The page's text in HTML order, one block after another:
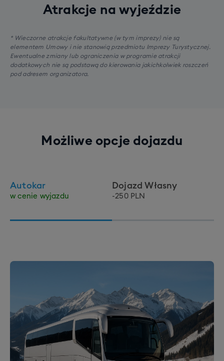
Atrakcje na wyjeździe
* Wieczorne atrakcje fakultatywne (w tym imprezy) nie są
elementem Umowy i nie stanowią przedmiotu Imprezy Turystycznej.
Ewentualne zmiany lub ograniczenia w programie atrakcji
dodatkowych nie są podstawą do kierowania jakichkolwiek roszczeń
pod adresem organizatora.
Możliwe opcje dojazdu
Autokar
w cenie wyjazdu
Dojazd Własny
-250 PLN